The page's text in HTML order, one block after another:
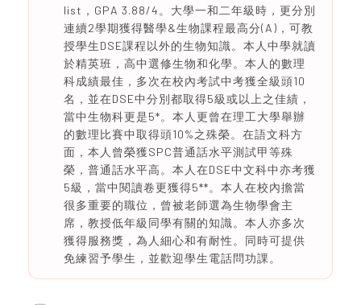
list，GPA 3.88/4。大學一和二年級時，更分別
連續2學期獲得醫學&生物課程最高分(A)，可教
授學生DSE課程以外的生物知識。本人中學就讀
於精英班，高中選修生物和化學。本人的數理
科成績最佳，多次在校內考試中考獲全級頭10
名，並在DSE中分別都取得5級或以上之佳績，
當中生物科更是5*。本人更曾在理工大學舉辦
的數理比賽中取得頭10%之殊榮。在語文科方
面，本人曾榮獲SPC普通話水平測試甲等殊
榮，普通話水平高。本人在DSE中文科中亦考獲
5級，當中閱讀卷更獲得5**。本人在校內擔當
很多重要的職位，曾被老師選為生物學會主
席，教授低年級同學有關的知識。本人亦多次
獲得服務獎，為人細心和有耐性。同時可提供
免練習予學生，並歡迎學生電話問功課。